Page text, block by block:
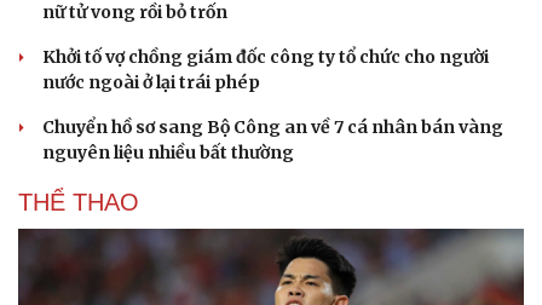
nữ tử vong rồi bỏ trốn
Khởi tố vợ chồng giám đốc công ty tổ chức cho người
nước ngoài ở lại trái phép
Chuyển hồ sơ sang Bộ Công an về 7 cá nhân bán vàng
nguyên liệu nhiều bất thường
THỂ THAO